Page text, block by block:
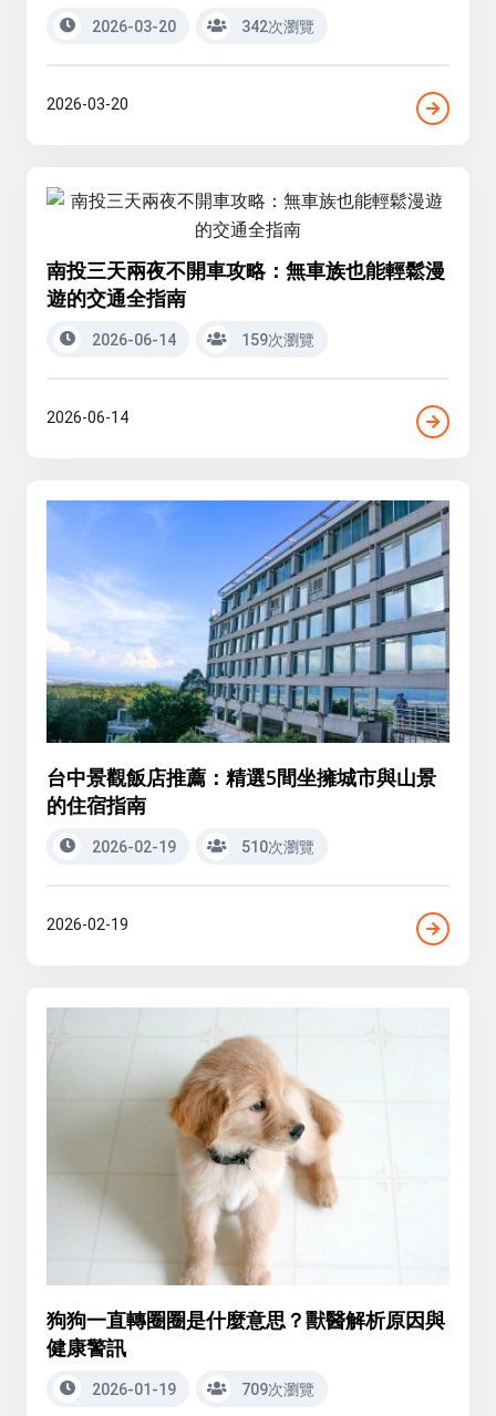
2026-03-20 342次瀏覽
2026-03-20
南投三天兩夜不開車攻略：無車族也能輕鬆漫
遊的交通全指南
2026-06-14 159次瀏覽
2026-06-14
台中景觀飯店推薦：精選5間坐擁城市與山景
的住宿指南
2026-02-19 510次瀏覽
2026-02-19
狗狗一直轉圈圈是什麼意思？獸醫解析原因與
健康警訊
2026-01-19 709次瀏覽